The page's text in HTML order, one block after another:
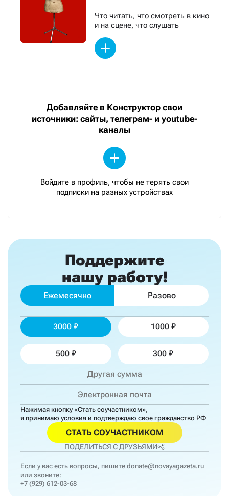
Что читать, что смотреть в кино
и на сцене, что слушать
Добавляйте в Конструктор свои
источники: сайты, телеграм- и youtube-
каналы
Войдите в профиль, чтобы не терять свои
подписки на разных устройствах
Поддержите
нашу работу!
Ежемесячно Разово
3000 1000
500 300
Нажимая кнопку «Стать соучастником»,
я принимаю условия и подтверждаю свое гражданство РФ
СТАТЬ СОУЧАСТНИКОМ
ПОДЕЛИТЬСЯ С ДРУЗЬЯМИ
Если у вас есть вопросы, пишите donate@novayagazeta.ru
или звоните:
+7 (929) 612-03-68